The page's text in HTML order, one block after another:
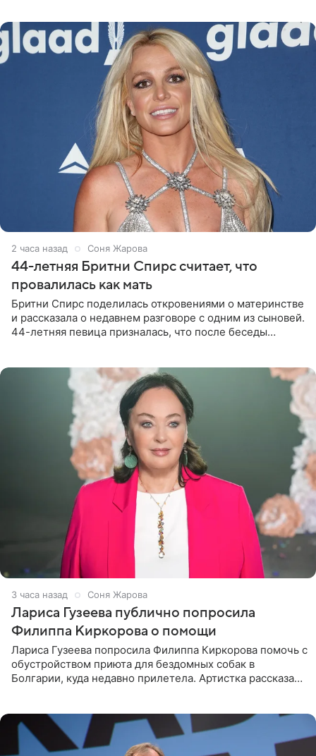
2 часа назад Соня Жарова
44-летняя Бритни Спирс считает, что
провалилась как мать
Бритни Спирс поделилась откровениями о материнстве
и рассказала о недавнем разговоре с одним из сыновей.
44-летняя певица призналась, что после беседы
3 часа назад Соня Жарова
Лариса Гузеева публично попросила
Филиппа Киркорова о помощи
Лариса Гузеева попросила Филиппа Киркорова помочь с
обустройством приюта для бездомных собак в
Болгарии, куда недавно прилетела. Артистка рассказала